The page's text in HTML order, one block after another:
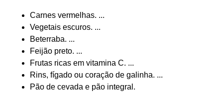
Carnes vermelhas. ...
Vegetais escuros. ...
Beterraba. ...
Feijão preto. ...
Frutas ricas em vitamina C. ...
Rins, fígado ou coração de galinha. ...
Pão de cevada e pão integral.